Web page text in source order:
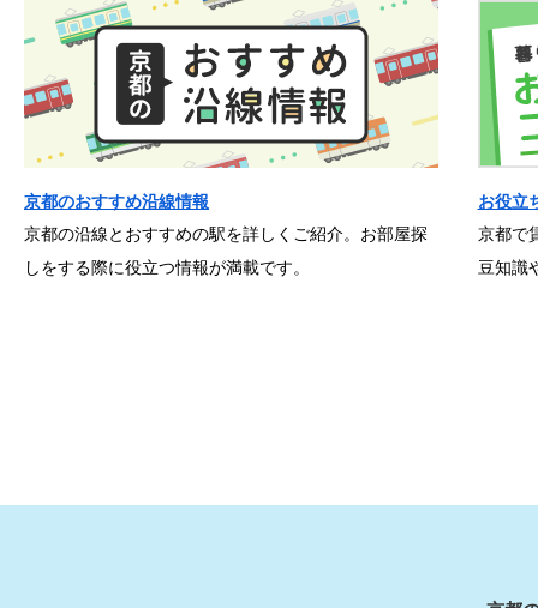
京都のおすすめ沿線情報
京都の沿線とおすすめの駅を詳しくご紹介。お部屋探
しをする際に役立つ情報が満載です。
お役立
京都で
豆知識